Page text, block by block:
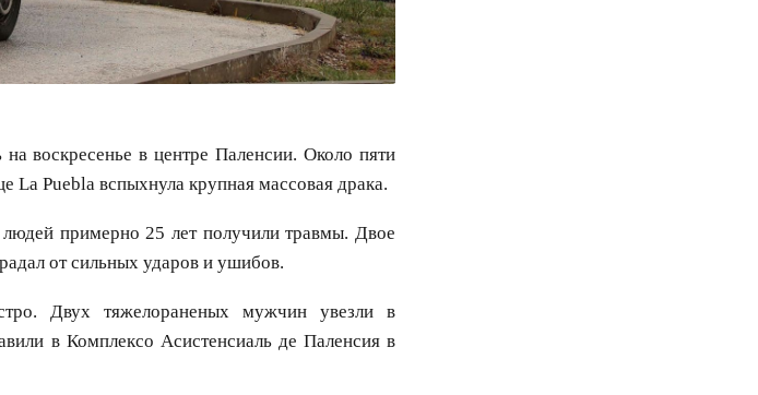
воскресенье в центре Паленсии. Около пяти
La Puebla вспыхнула крупная массовая драка.
примерно 25 лет получили травмы. Двое
от сильных ударов и ушибов.
Двух тяжелораненых мужчин увезли в
в Комплексо Асистенсиаль де Паленсия в